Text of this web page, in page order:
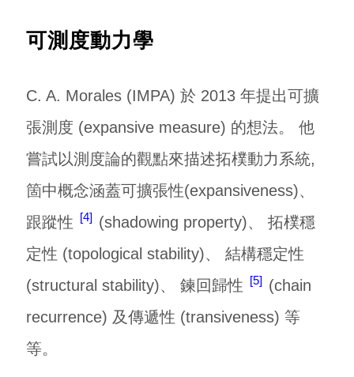
可測度動力學
C. A. Morales (IMPA) 於 2013 年提出可擴
張測度 (expansive measure) 的想法。 他
嘗試以測度論的觀點來描述拓樸動力系統,
箇中概念涵蓋可擴張性(expansiveness)、
跟蹤性
4
(shadowing property)、 拓樸穩
定性 (topological stability)、 結構穩定性
(structural stability)、 鍊回歸性
5
(chain
recurrence) 及傳遞性 (transiveness) 等
等。